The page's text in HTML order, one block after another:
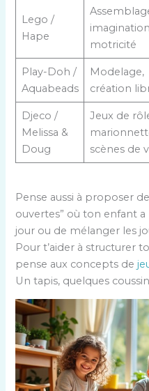
Lego /
Hape
motricité
Play-Doh /
Aquabeads
Modelage,
création
Djeco /
Melissa &
Doug
Jeux de
scènes de
Pense aussi à proposer
ouvertes” où ton enfant a
jour ou de mélanger les
Pour t’aider à structurer
pense aux concepts de
Un tapis, quelques